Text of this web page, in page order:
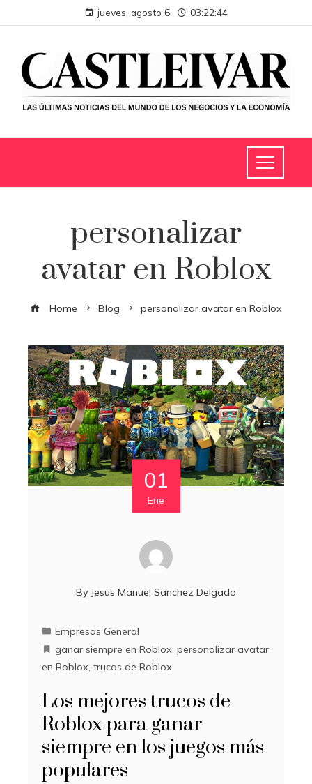
jueves, agosto 6 03:22:45
personalizar
avatar en Roblox
Home Blog personalizar avatar en Roblox
01
Ene
By Jesus Manuel Sanchez Delgado
Empresas General
ganar siempre en Roblox, personalizar avatar
en Roblox, trucos de Roblox
Los mejores trucos de
Roblox para ganar
siempre en los juegos más
populares